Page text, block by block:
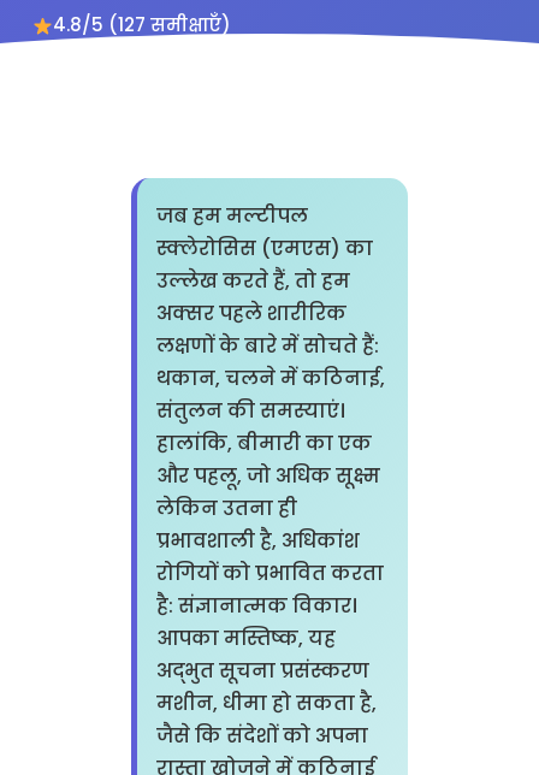
4.8/5 (127 समीक्षाएँ)
जब हम मल्टीपल
स्क्लेरोसिस (एमएस) का
उल्लेख करते हैं, तो हम
अक्सर पहले शारीरिक
लक्षणों के बारे में सोचते हैं:
थकान, चलने में कठिनाई,
संतुलन की समस्याएं।
हालांकि, बीमारी का एक
और पहलू, जो अधिक सूक्ष्म
लेकिन उतना ही
प्रभावशाली है, अधिकांश
रोगियों को प्रभावित करता
है: संज्ञानात्मक विकार।
आपका मस्तिष्क, यह
अद्भुत सूचना प्रसंस्करण
मशीन, धीमा हो सकता है,
जैसे कि संदेशों को अपना
रास्ता खोजने में कठिनाई